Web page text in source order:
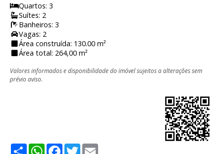
Quartos: 3
Suítes: 2
Banheiros: 3
Vagas: 2
Área construída: 130.00 m²
Área total: 264,00 m²
Valores informados e disponibilidade do imóvel sujeitos a alterações sem
prévio aviso.
ShareWhatsApp
Facebook
Twitter